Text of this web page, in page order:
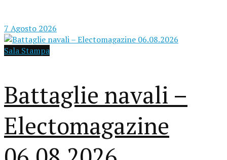
7 Agosto 2026
Sala Stampa
Battaglie navali –
Electomagazine